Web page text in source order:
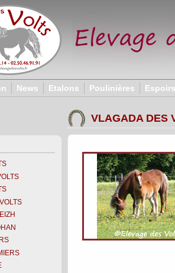
News Etalons Poulinières Espoirs
VLAGADA DES